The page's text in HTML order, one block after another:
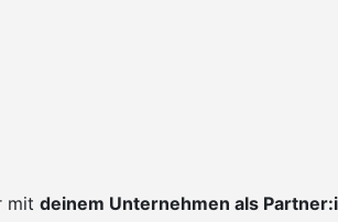
mit deinem Unternehmen als